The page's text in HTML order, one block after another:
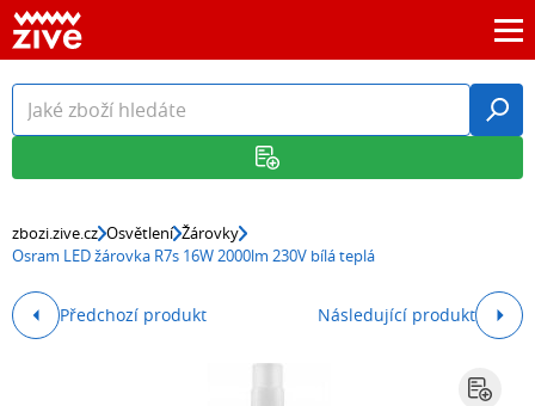
zbozi.zive.cz Osvětlení Žárovky
Osram LED žárovka R7s 16W 2000lm 230V bílá teplá
Předchozí produkt Následující produkt